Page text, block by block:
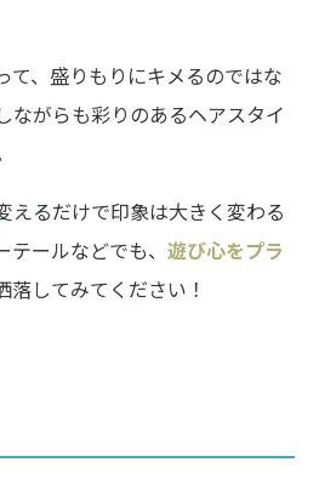
て、盛りもりにキメるのではな
ながらも彩りのあるヘアスタイ
えるだけで印象は大きく変わる
ールなどでも、 遊び心をプラ
落してみてください！